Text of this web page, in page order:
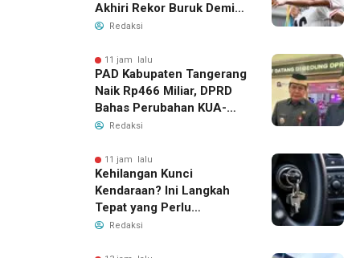
Akhiri Rekor Buruk Demi
Tiket Semifinal Piala AFF
Redaksi
11 jam lalu
PAD Kabupaten Tangerang
Naik Rp466 Miliar, DPRD
Bahas Perubahan KUA-
PPAS 2026
Redaksi
11 jam lalu
Kehilangan Kunci
Kendaraan? Ini Langkah
Tepat yang Perlu
Dilakukan
Redaksi